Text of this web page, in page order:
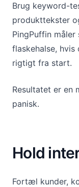
Brug keyword-
produkttekster
PingPuffin
flaskehalse, hvis
rigtigt fra start.
Resultatet er en
panisk.
Hold
Fortæl kunder,